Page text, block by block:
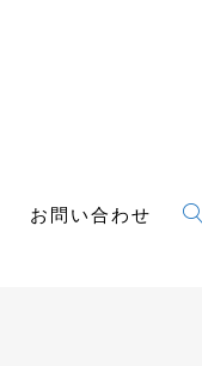
お問い合わせ